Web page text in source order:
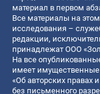
материал в первом
Все материалы на
исследования –
редакции,
принадлежат ООО
На все
имеет
«Об авторских правах
без письменного